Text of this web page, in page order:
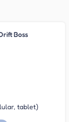
Boss
tablet)